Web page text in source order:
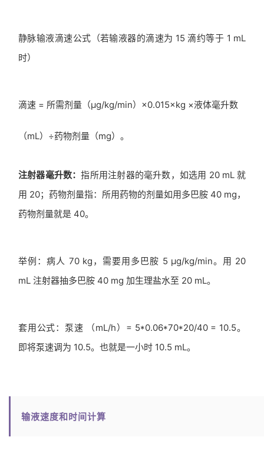
静脉输液滴速公式（若输液器的滴速为 15 滴约等于 1 mL
时）
滴速 = 所需剂量（µg/kg/min）×0.015×kg ×液体毫升数
（mL）÷药物剂量（mg）。
注射器毫升数：指所用注射器的毫升数，如选用 20 mL 就
用 20；药物剂量指：所用药物的剂量如用多巴胺 40 mg，
药物剂量就是 40。
举例：病人 70 kg，需要用多巴胺 5 µg/kg/min。用 20
mL 注射器抽多巴胺 40 mg 加生理盐水至 20 mL。
套用公式：泵速 （mL/h）= 5*0.06*70*20/40 = 10.5。
即将泵速调为 10.5。也就是一小时 10.5 mL。
输液速度和时间计算